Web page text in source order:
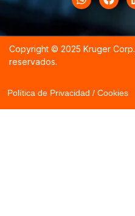
Copyright © 2025 Kruger Corp.
reservados.
Política de Privacidad / Cookies